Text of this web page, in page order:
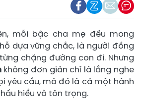
mỗi bậc cha mẹ đều mong
dựa vững chắc, là người đồng
chặng đường con đi. Nhưng
không đơn giản chỉ là lắng nghe
yêu cầu, mà đó là cả một hành
hiểu và tôn trọng.